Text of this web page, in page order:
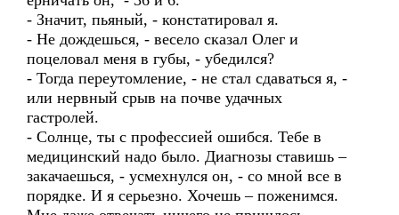
- Значит, пьяный, - констатировал я.
- Не дождешься, - весело сказал Олег и
поцеловал меня в губы, - убедился?
- Тогда переутомление, - не стал сдаваться я, -
или нервный срыв на почве удачных
гастролей.
- Солнце, ты с профессией ошибся. Тебе в
медицинский надо было. Диагнозы ставишь –
закачаешься, - усмехнулся он, - со мной все в
порядке. И я серьезно. Хочешь – поженимся.